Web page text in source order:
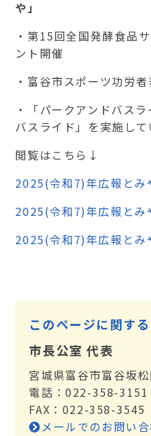
や」
・第15回全国発酵食品
ント開催
・富谷市スポーツ功労
・「パークアンドバス
バスライド」を実施して
閲覧はこちら↓
2025(令和7)年広報とみ
2025(令和7)年広報とみ
2025(令和7)年広報とみ
このページに関す
市長公室 代表
宮城県富谷市富谷坂
電話：022-358-3151
FAX：022-358-3545
メールでのお問い